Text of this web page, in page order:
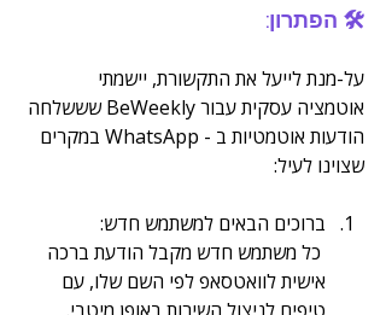
🛠️ הפתרון:
על-מנת לייעל את התקשורת, יישמתי
אוטמציה עסקית עבור BeWeekly שששלחה
הודעות אוטמטיות ב - WhatsApp במקרים
שצוינו לעיל:
ברוכים הבאים למשתמש חדש:
כל משתמש חדש מקבל הודעת ברכה
אישית לוואטסאפ לפי השם שלו, עם